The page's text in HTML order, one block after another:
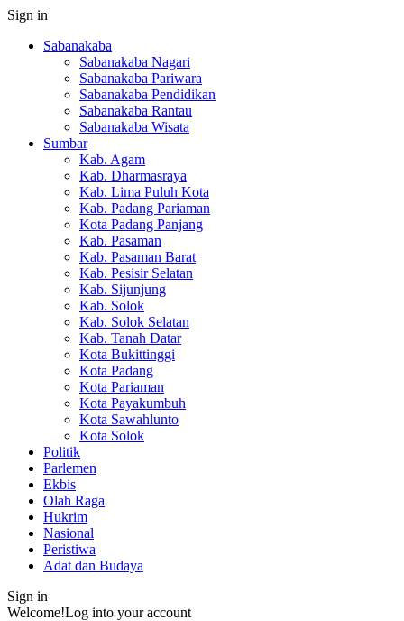
Sign in
Sabanakaba
Sabanakaba Nagari
Sabanakaba Pariwara
Sabanakaba Pendidikan
Sabanakaba Rantau
Sabanakaba Wisata
Sumbar
Kab. Agam
Kab. Dharmasraya
Kab. Lima Puluh Kota
Kab. Padang Pariaman
Kota Padang Panjang
Kab. Pasaman
Kab. Pasaman Barat
Kab. Pesisir Selatan
Kab. Sijunjung
Kab. Solok
Kab. Solok Selatan
Kab. Tanah Datar
Kota Bukittinggi
Kota Padang
Kota Pariaman
Kota Payakumbuh
Kota Sawahlunto
Kota Solok
Politik
Parlemen
Ekbis
Olah Raga
Hukrim
Nasional
Peristiwa
Adat dan Budaya
Sign in
Welcome!Log into your account